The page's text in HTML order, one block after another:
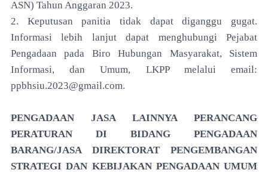
ASN) Tahun Anggaran 2023.
2. Keputusan panitia tidak dapat diganggu gugat.
Informasi lebih lanjut dapat menghubungi Pejabat
Pengadaan pada Biro Hubungan Masyarakat, Sistem
Informasi, dan Umum, LKPP melalui email:
ppbhsiu.2023@gmail.com.
PENGADAAN JASA LAINNYA PERANCANG
PERATURAN DI BIDANG PENGADAAN
BARANG/JASA DIREKTORAT PENGEMBANGAN
STRATEGI DAN KEBIJAKAN PENGADAAN UMUM